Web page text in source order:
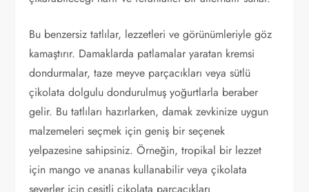
Bu benzersiz tatlılar, lezzetleri ve görünümleriyle göz
kamaştırır. Damaklarda patlamalar yaratan kremsi
dondurmalar, taze meyve parçacıkları veya sütlü
çikolata dolgulu dondurulmuş yoğurtlarla beraber
gelir. Bu tatlıları hazırlarken, damak zevkinize uygun
malzemeleri seçmek için geniş bir seçenek
yelpazesine sahipsiniz. Örneğin, tropikal bir lezzet
için mango ve ananas kullanabilir veya çikolata
severler için çeşitli çikolata parçacıkları